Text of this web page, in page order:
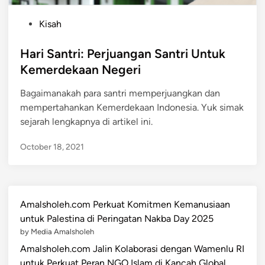
s
t
d
i
n
Kisah
Hari Santri: Perjuangan Santri Untuk
Kemerdekaan Negeri
Bagaimanakah para santri memperjuangkan dan
mempertahankan Kemerdekaan Indonesia. Yuk simak
sejarah lengkapnya di artikel ini.
October 18, 2021
Amalsholeh.com Perkuat Komitmen Kemanusiaan
untuk Palestina di Peringatan Nakba Day 2025
by Media Amalsholeh
Amalsholeh.com Jalin Kolaborasi dengan Wamenlu RI
untuk Perkuat Peran NGO Islam di Kancah Global